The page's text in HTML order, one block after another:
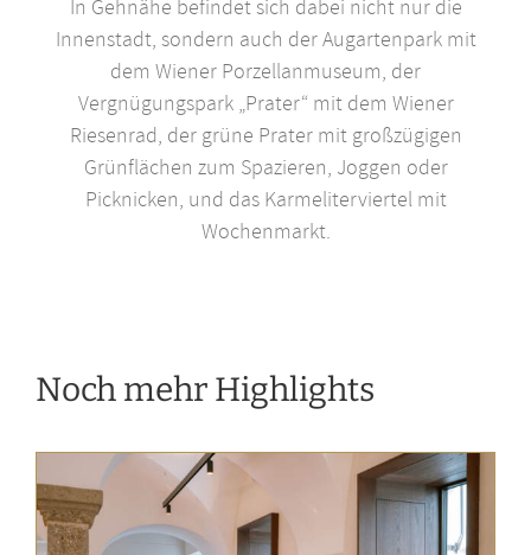
In Gehnähe befindet sich dabei nicht nur die
Innenstadt, sondern auch der Augartenpark mit
dem Wiener Porzellanmuseum, der
Vergnügungspark „Prater“ mit dem Wiener
Riesenrad, der grüne Prater mit großzügigen
Grünflächen zum Spazieren, Joggen oder
Picknicken, und das Karmeliterviertel mit
Wochenmarkt.
Noch mehr Highlights